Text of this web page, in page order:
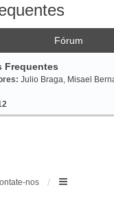
Fórum
Frequentes
Julio Braga, Misael
nos